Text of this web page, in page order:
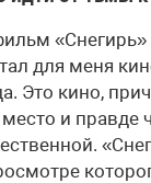
для меня
Это кино,
и правде